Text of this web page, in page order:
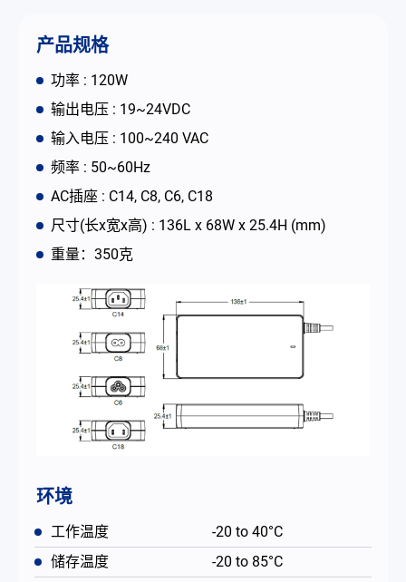
产品规格
功率 : 120W
输出电压 : 19~24VDC
输入电压 : 100~240 VAC
频率 : 50~60Hz
AC插座 : C14, C8, C6, C18
尺寸(长x宽x高) : 136L x 68W x 25.4H (mm)
重量：350克
环境
工作温度
-20 to 40°C
储存温度
-20 to 85°C
简体中文